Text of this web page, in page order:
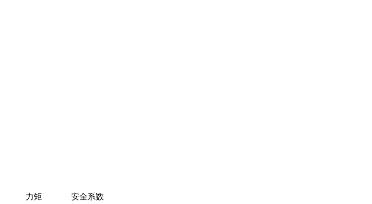
力矩
安全系数